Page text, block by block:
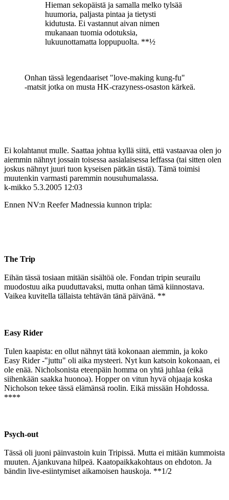
Hieman sekopäistä ja samalla melko tylsää
huumoria, paljasta pintaa ja tietysti
kidutusta. Ei vastannut aivan nimen
mukanaan tuomia odotuksia,
lukuunottamatta loppupuolta. **½
Onhan tässä legendaariset "love-making kung-fu"
‑matsit jotka on musta HK-crazyness-osaston kärkeä.
Ei kolahtanut mulle. Saattaa johtua kyllä siitä, että vastaavaa olen jo
aiemmin nähnyt jossain toisessa aasialaisessa leffassa (tai sitten olen
joskus nähnyt juuri tuon kyseisen pätkän tästä). Tämä toimisi
muutenkin varmasti paremmin nousuhumalassa.
k-mikko 5.3.2005 12:03
Ennen NV:n Reefer Madnessia kunnon tripla:
The Trip
Eihän tässä tosiaan mitään sisältöä ole. Fondan tripin seurailu
muodostuu aika puuduttavaksi, mutta onhan tämä kiinnostava.
Vaikea kuvitella tällaista tehtävän tänä päivänä. **
Easy Rider
Tulen kaapista: en ollut nähnyt tätä kokonaan aiemmin, ja koko
Easy Rider -"juttu" oli aika mysteeri. Nyt kun katsoin kokonaan, ei
ole enää. Nicholsonista eteenpäin homma on yhtä juhlaa (eikä
siihenkään saakka huonoa). Hopper on vitun hyvä ohjaaja koska
Nicholson tekee tässä elämänsä roolin. Eikä missään Hohdossa.
****
Psych-out
Tässä oli juoni päinvastoin kuin Tripissä. Mutta ei mitään kummoista
muuten. Ajankuvana hilpeä. Kaatopaikkakohtaus on ehdoton. Ja
bändin live-esiintymiset aikamoisen hauskoja. **1/2